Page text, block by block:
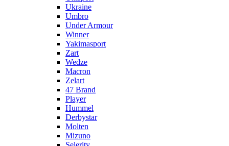
Ukraine
Umbro
Under Armour
Winner
Yakimasport
Zart
Wedze
Macron
Zelart
47 Brand
Player
Hummel
Derbystar
Molten
Mizuno